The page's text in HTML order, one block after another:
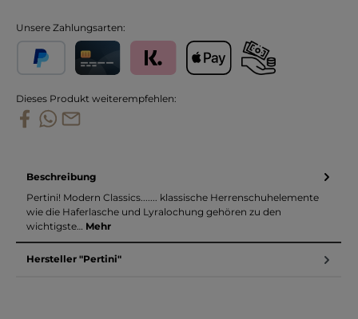
Unsere Zahlungsarten:
Dieses Produkt weiterempfehlen:
Beschreibung
Pertini! Modern Classics....... klassische Herrenschuhelemente
wie die Haferlasche und Lyralochung gehören zu den
wichtigste… Mehr
Hersteller "Pertini"